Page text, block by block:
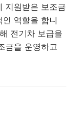
지원받은 보조금
역할을 합니
전기차 보급을
금을 운영하고